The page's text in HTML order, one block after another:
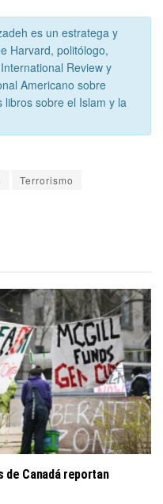
es un estratega y
Harvard, politólogo,
Review y
Americano sobre
sobre el Islam y la
Terrorismo
Canadá reportan